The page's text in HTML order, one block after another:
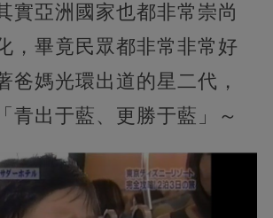
實亞洲國家也都非常崇尚
，畢竟民眾都非常非常好
爸媽光環出道的星二代，
青出于藍、更勝于藍」～